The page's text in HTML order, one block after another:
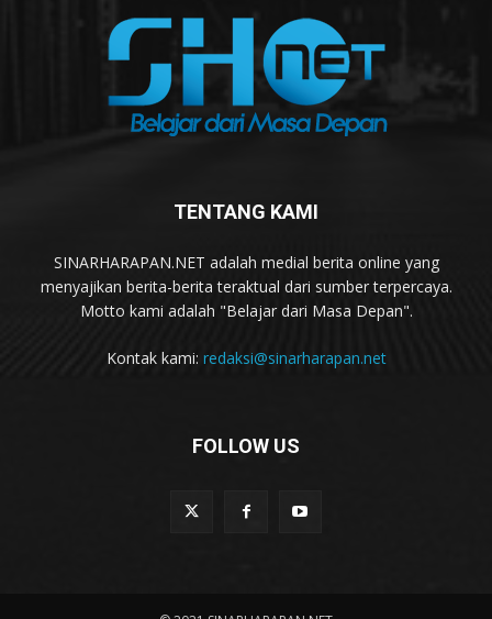
TENTANG KAMI
SINARHARAPAN.NET adalah medial berita online yang
menyajikan berita-berita teraktual dari sumber terpercaya.
Motto kami adalah "Belajar dari Masa Depan".
Kontak kami: redaksi@sinarharapan.net
FOLLOW US